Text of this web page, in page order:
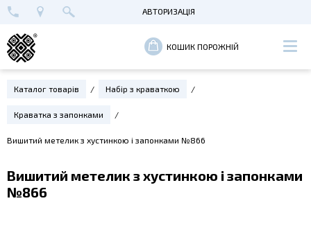
+38 (096) 652-89-00
МАЙСТЕРНЯ В КИЄВІ АВТОРИЗАЦІЯ
РЕЄСТРАЦІЯ
КОШИК ПОРОЖНІЙ
Каталог товарів Набір з краваткою
Краватка з запонками
Вишитий метелик з хустинкою і запонками №866
Вишитий метелик з хустинкою і запонками
№866